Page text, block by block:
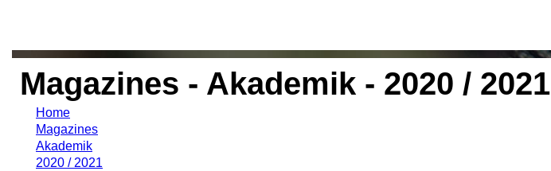
Magazines - Akademik - 2020 / 2021
Home
Magazines
Akademik
2020 / 2021